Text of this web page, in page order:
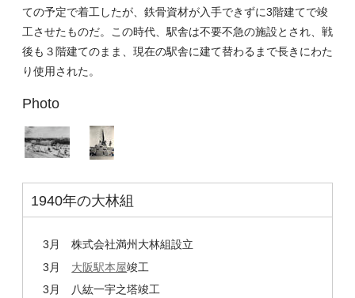
ての予定で着工したが、鉄骨資材が入手できずに3階建てで竣
工させたものだ。この時代、駅舎は不要不急の施設とされ、戦
後も３階建てのまま、現在の駅舎に建て替わるまで長きにわた
り使用された。
Photo
1940年の大林組
3月
株式会社満州大林組設立
3月
大阪駅本屋竣工
3月
八紘一宇之塔竣工